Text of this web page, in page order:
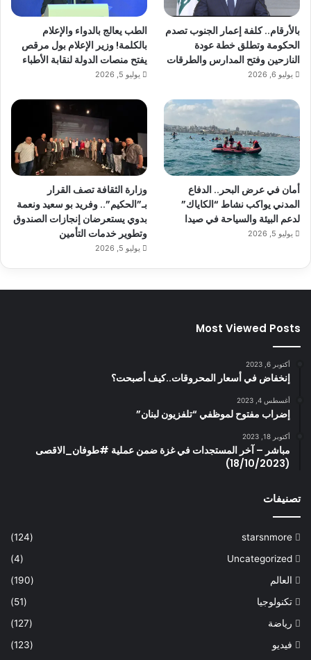
بالأرقام.. كلفة إعمار الجنوب تصدم
الحكومة وتطلق خطة عودة
النازحين وفتح المدارس والطرقات
يوليو 6, 2026
الطب يعالج بالدواء والإعلام
بالكلمة! وزير الإعلام بول مرقص
يفتح منصات الدولة لنقابة الأطباء
يوليو 5, 2026
أمان في عرض البحر.. الدفاع
المدني يواكب نشاط “الكاياك”
لدعم البيئة والسياحة في صيدا
يوليو 5, 2026
وزارة الثقافة تصف القرار
بـ”الحكيم”.. وفريد بو سعيد ونعمة
بدوي يستعرضان إنجازات الصندوق
وتطوير خدمات التأمين
يوليو 5, 2026
Most Viewed Posts
أكتوبر 6, 2023
إنخفاض في أسعار المحروقات..كيف أصبحت؟
أغسطس 4, 2023
إضراب مفتوح لموظفي “تلفزيون لبنان”
أكتوبر 18, 2023
مباشر – آخر المستجدات في غزة ضمن عملية #طوفان_الاقصى
(18/10/2023)
تصنيفات
starsnmore
(124)
Uncategorized
(4)
العالم
(190)
تكنولوجيا
(51)
رياضة
(127)
فيديو
(123)